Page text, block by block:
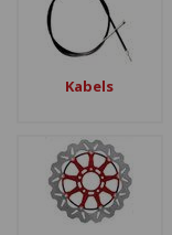
Kabels